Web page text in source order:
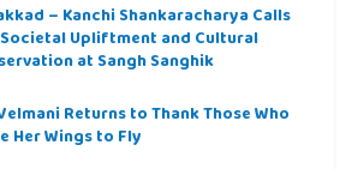
– Kanchi Shankaracharya Calls
Upliftment and Cultural
at Sangh Sanghik
Returns to Thank Those Who
Her Wings to Fly